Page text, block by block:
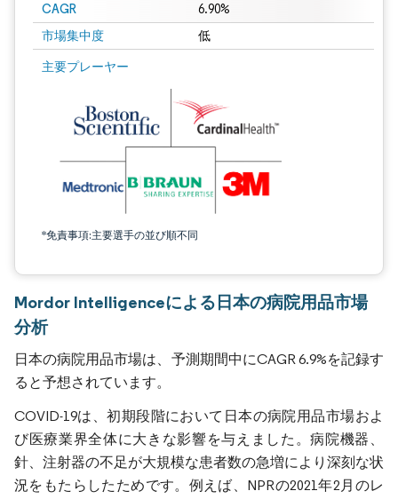
CAGR 6.90%
市場集中度 低
主要プレーヤー
*免責事項:主要選手の並び順不同
Mordor Intelligenceによる日本の病院用品市場
分析
日本の病院用品市場は、予測期間中にCAGR 6.9%を記録す
ると予想されています。
COVID-19は、初期段階において日本の病院用品市場およ
び医療業界全体に大きな影響を与えました。病院機器、
針、注射器の不足が大規模な患者数の急増により深刻な状
況をもたらしたためです。例えば、NPRの2021年2月のレ